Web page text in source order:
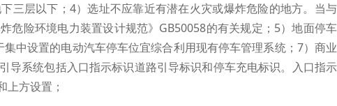
三层以下；4）选址不应靠近有潜在火灾或爆炸危险的地方。当与
危险环境电力装置设计规范》GB50058的有关规定；5）地面停车
中设置的电动汽车停车位宜综合利用现有停车管理系统；7）商业
导系统包括入口指示标识道路引导标识和停车充电标识。入口指示
方设置；